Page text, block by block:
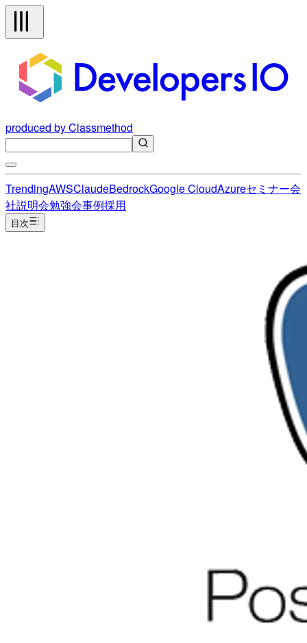
produced by Classmethod
TrendingAWSClaudeBedrockGoogle CloudAzureセミナー会
社説明会勉強会事例採用
目次